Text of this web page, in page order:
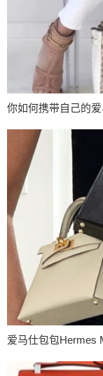
你如何携带自己的爱
爱马仕包包Hermes